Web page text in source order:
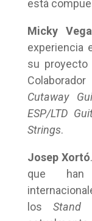
está
Micky Vega
experiencia
su
Cutaway
ESP/LTD
Strings.
Josep Xortó
que han
losStand